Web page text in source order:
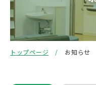
トップページ お知らせ